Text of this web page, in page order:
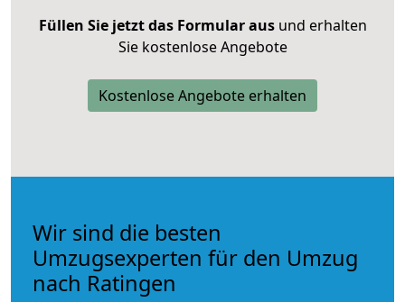
Füllen Sie jetzt das Formular ausund erhalten
Sie kostenlose Angebote
Kostenlose Angebote erhalten
Wir sind die besten
Umzugsexperten für den Umzug
nach Ratingen